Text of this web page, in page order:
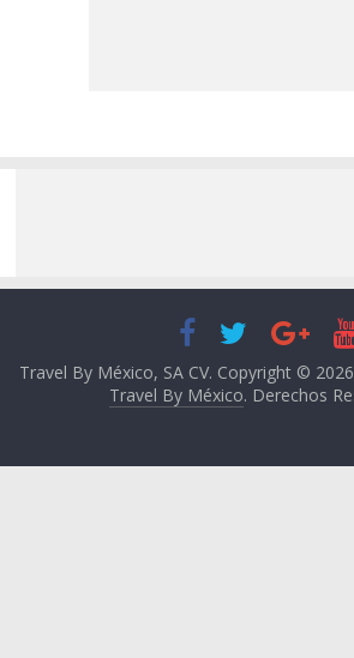
Travel By México, SA CV. Copyright © 2026
Travel By México. Derechos